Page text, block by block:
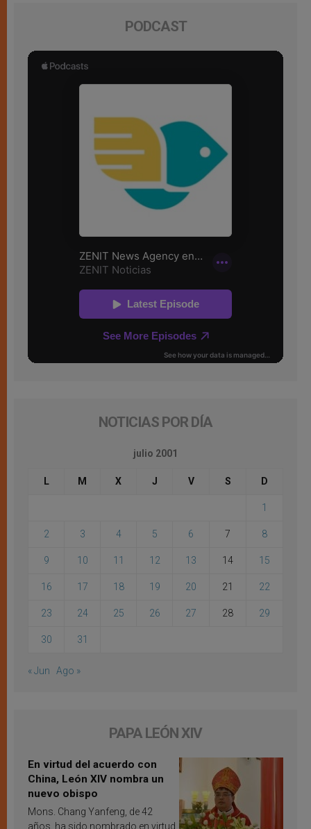
PODCAST
NOTICIAS POR DÍA
julio 2001
L M X J V S D
1
2 3 4 5 6 7 8
9 10 11 12 13 14 15
16 17 18 19 20 21 22
23 24 25 26 27 28 29
30 31
« Jun Ago »
PAPA LEÓN XIV
En virtud del acuerdo con
China, León XIV nombra un
nuevo obispo
Mons. Chang Yanfeng, de 42
años, ha sido nombrado en virtud